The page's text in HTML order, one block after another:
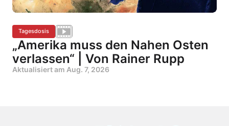
Tagesdosis
„Amerika muss den Nahen Osten
verlassen“ | Von Rainer Rupp
Aktualisiert am Aug. 7, 2026